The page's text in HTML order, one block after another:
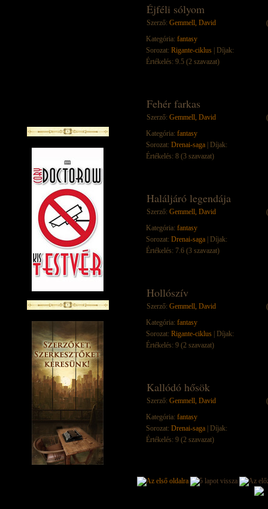
Éjféli sólyom
Szerző: Gemmell, David
Kategória: fantasy
Sorozat: Rigante-ciklus | Díjak:
Értékelés: 9.5 (2 szavazat)
Fehér farkas
Szerző: Gemmell, David
Kategória: fantasy
Sorozat: Drenai-saga | Díjak:
Értékelés: 8 (3 szavazat)
Haláljáró legendája
Szerző: Gemmell, David
Kategória: fantasy
Sorozat: Drenai-saga | Díjak:
Értékelés: 7.6 (3 szavazat)
Hollószív
Szerző: Gemmell, David
Kategória: fantasy
Sorozat: Rigante-ciklus | Díjak:
Értékelés: 9 (2 szavazat)
Kallódó hősök
Szerző: Gemmell, David
Kategória: fantasy
Sorozat: Drenai-saga | Díjak:
Értékelés: 9 (2 szavazat)